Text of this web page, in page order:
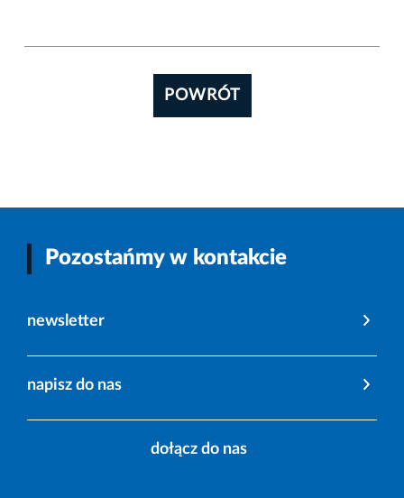
POWRÓT
Pozostańmy w kontakcie
newsletter
napisz do nas
dołącz do nas